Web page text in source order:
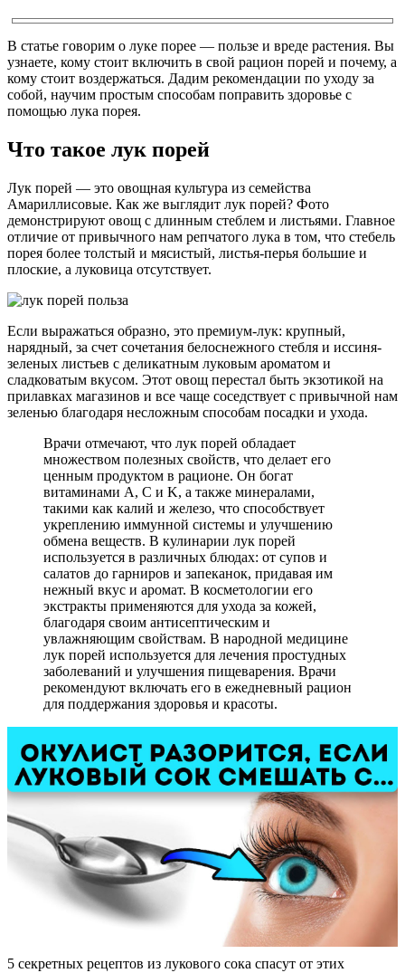
В статье говорим о луке порее — пользе и вреде растения. Вы
узнаете, кому стоит включить в свой рацион порей и почему, а
кому стоит воздержаться. Дадим рекомендации по уходу за
собой, научим простым способам поправить здоровье с
помощью лука порея.
Что такое лук порей
Лук порей — это овощная культура из семейства
Амариллисовые. Как же выглядит лук порей? Фото
демонстрируют овощ с длинным стеблем и листьями. Главное
отличие от привычного нам репчатого лука в том, что стебель
порея более толстый и мясистый, листья-перья большие и
плоские, а луковица отсутствует.
Если выражаться образно, это премиум-лук: крупный,
нарядный, за счет сочетания белоснежного стебля и иссиня-
зеленых листьев с деликатным луковым ароматом и
сладковатым вкусом. Этот овощ перестал быть экзотикой на
прилавках магазинов и все чаще соседствует с привычной нам
зеленью благодаря несложным способам посадки и ухода.
Врачи отмечают, что лук порей обладает
множеством полезных свойств, что делает его
ценным продуктом в рационе. Он богат
витаминами A, C и K, а также минералами,
такими как калий и железо, что способствует
укреплению иммунной системы и улучшению
обмена веществ. В кулинарии лук порей
используется в различных блюдах: от супов и
салатов до гарниров и запеканок, придавая им
нежный вкус и аромат. В косметологии его
экстракты применяются для ухода за кожей,
благодаря своим антисептическим и
увлажняющим свойствам. В народной медицине
лук порей используется для лечения простудных
заболеваний и улучшения пищеварения. Врачи
рекомендуют включать его в ежедневный рацион
для поддержания здоровья и красоты.
5 секретных рецептов из лукового сока спасут от этих